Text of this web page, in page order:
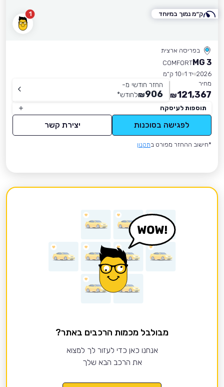
1
בפריסה ארצית
MG 3
COMFORT
2026 יד 1
10 ק״מ
מחיר
121,367
₪
החזר חודשי מ-
906
₪לחודש*
תוספות לעיסקה
לפגישה בסוכנות יצירת קשר
*חישוב ההחזר מפורט בתקנון
ק״מ נמוך במיוחד
מבולבל מכמות הרכבים באתר?
אנחנו כאן כדי לעזור לך למצוא
את הרכב הבא שלך